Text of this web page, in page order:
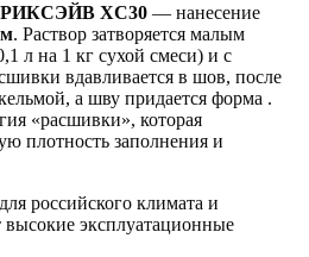
XC30 — нанесение
. Раствор затворяется малым
л на 1 кг сухой смеси) и с
вдавливается в шов, после
а шву придается форма .
«расшивки», которая
плотность заполнения и
российского климата и
эксплуатационные